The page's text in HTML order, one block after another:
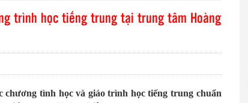
trình học tiếng trung tại trung tâm Hoàng
chương tình học và giáo trình học tiếng trung chuẩn